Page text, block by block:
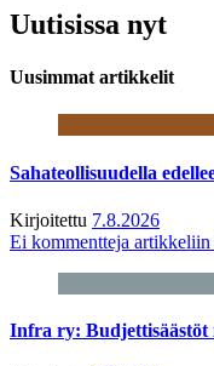
Uutisissa nyt
Uusimmat artikkelit
Sahateollisuudella
Kirjoitettu 7.8.2026
Ei kommentteja artikkeliin
Infra ry: Budjettisäästöt